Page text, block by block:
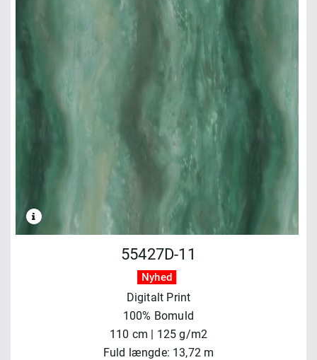
55427D-11
Nyhed
Digitalt Print
100% Bomuld
110 cm | 125 g/m2
Fuld længde: 13,72 m